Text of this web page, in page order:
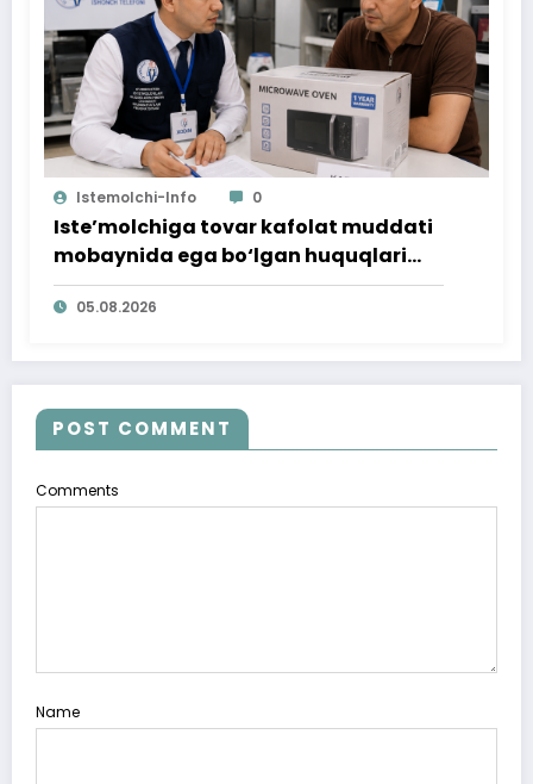
Istemolchi-Info 0
Iste’molchiga tovar kafolat muddati
mobaynida ega bo‘lgan huquqlari
ta’minlab berildi
05.08.2026
POST COMMENT
Comments
Name